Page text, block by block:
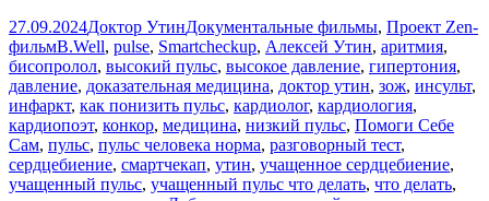
Опубликовано
27.09.2024Автор
Доктор УтинРубрики
Документальные фильмы, Проект Zen-
фильмМетки
B.Well, pulse, Smartcheckup, Алексей Утин, аритмия,
бисопролол, высокий пульс, высокое давление, гипертония,
давление, доказательная медицина, доктор утин, зож, инсульт,
инфаркт, как понизить пульс, кардиолог, кардиология,
кардиопоэт, конкор, медицина, низкий пульс, Помоги Себе
Сам, пульс, пульс человека норма, разговорный тест,
сердцебиение, смартчекап, утин, учащенное сердцебиение,
учащенный пульс, учащенный пульс что делать, что делать,